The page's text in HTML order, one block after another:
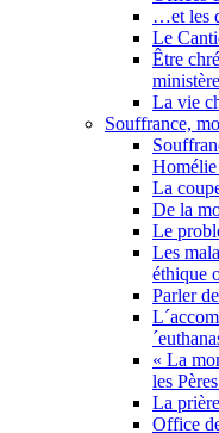
…et les
Le
Être
La vie
Souffrance,
Homélie
La
De la
Le
Les
éthique
Parler
« La
les
La
Office